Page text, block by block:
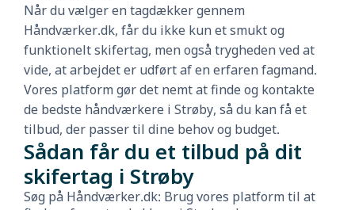
Når du vælger en tagdækker gennem
Håndværker.dk, får du ikke kun et smukt og
funktionelt skifertag, men også trygheden ved at
vide, at arbejdet er udført af en erfaren fagmand.
Vores platform gør det nemt at finde og kontakte
de bedste håndværkere i Strøby, så du kan få et
tilbud, der passer til dine behov og budget.
Sådan får du et tilbud på dit
skifertag i Strøby
Søg på Håndværker.dk: Brug vores platform til at